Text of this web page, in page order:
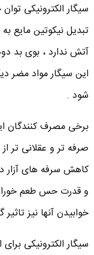
سیگار الکترونیکی
تبدیل نیکوتین مایع
آتش ندارد ، بوی بد
این سیگار مواد مضر
شود .
برخی مصرف کنندگان
صرفه تر و عقلانی تر
کاهش سرفه های آزار
و قدرت حس طعم
خوابیدن آنها نیز